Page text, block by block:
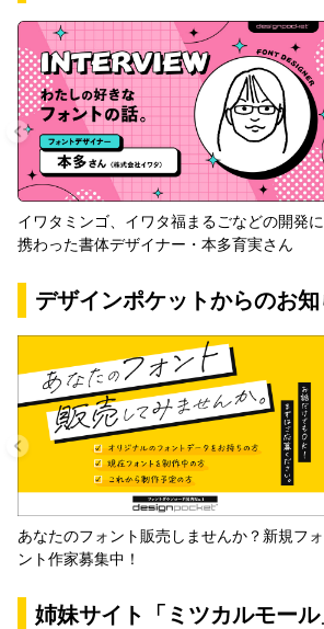
イワタミンゴ、イワタ福まるごなどの開発に
携わった書体デザイナー・本多育実さん
デザインポケットからのお
あなたのフォント販売しませんか？新規フォ
ント作家募集中！
姉妹サイト「ミツカルモール